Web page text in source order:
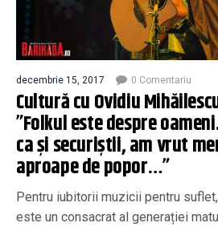
decembrie 15, 2017 0 Comentariu
Cultură cu Ovidiu
”Folkul este despre
ca și securiștii, am vrut
aproape de popor…”
Pentru iubitorii muzicii pentru
este un consacrat al generației